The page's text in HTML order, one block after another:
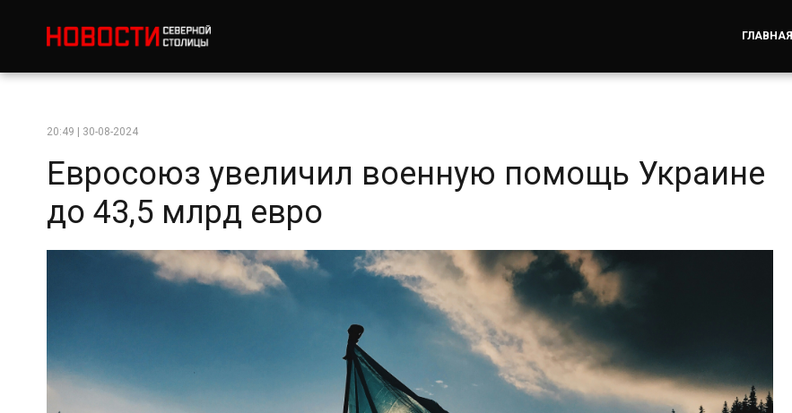
ГЛАВНАЯ
20:49 | 30-08-2024
Евросоюз увеличил военную помощь Украине
до 43,5 млрд евро